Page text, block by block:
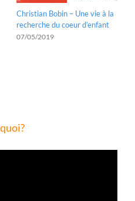
Christian Bobin – Une vie à la
recherche du coeur d’enfant
07/05/2019